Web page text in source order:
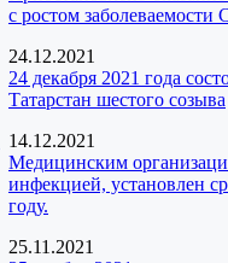
с ростом заболеваемости
24.12.2021
24 декабря 2021 года
Татарстан шестого созыва
14.12.2021
Медицинским
инфекцией, установлен
году.
25.11.2021